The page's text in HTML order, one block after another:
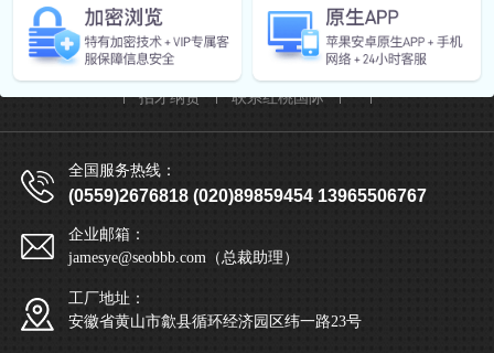
网站红桃国际 走进红桃国际 产品信息
红桃国际 动态
招才纳贤
联系红桃国际
全国服务热线：
(0559)2676818 (020)89859454 13965506767
企业邮箱：
jamesye@seobbb.com（总裁助理）
工厂地址：
安徽省黄山市歙县循环经济园区纬一路23号